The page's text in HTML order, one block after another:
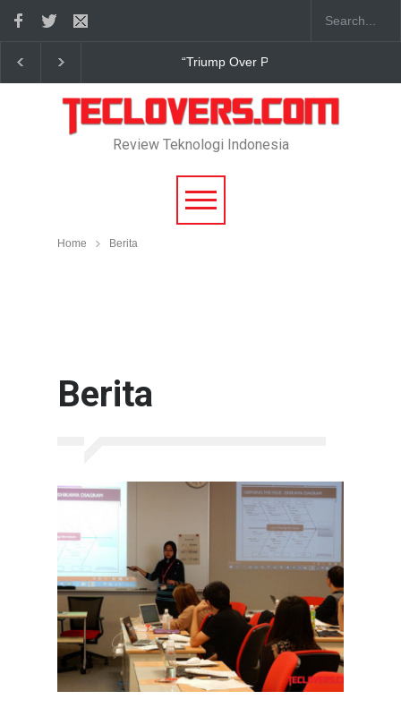
True Digital Plus janji dukung pengembang game
Review Teknologi Indonesia
Home Berita
Berita